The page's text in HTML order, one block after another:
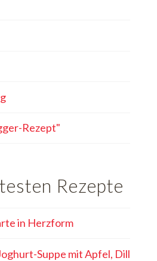
Rezept"
Rezepte
in Herzform
Suppe mit Apfel, Dill